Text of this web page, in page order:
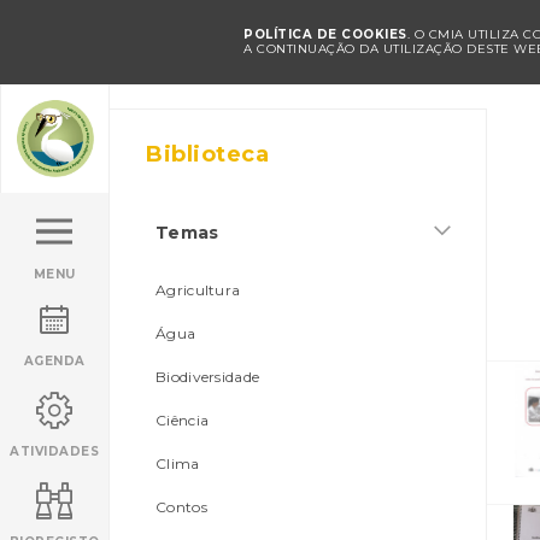
POLÍTICA DE COOKIES. O CMIA UTILIZA
A CONTINUAÇÃO DA UTILIZAÇÃO DESTE
MENU
AGENDA
ATIVIDADES
Biblioteca
Temas
Agricultura
Água
Biodiversidade
Ciência
Clima
Contos